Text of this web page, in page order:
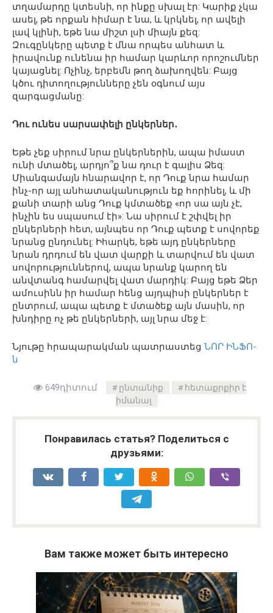
տղամարդը կտեսնի, որ ինքը սխալ էր: Կարիք չկա
ասել, թե որքան հիմար է նա, և կրկնել, որ ավելի
լավ կլինի, եթե նա միշտ լսի միայն քեզ:
Զուգընկերը պետք է մնա որպես անհատ և
իրավունք ունենա իր համար կարևոր որոշումներ
կայացնել: Ոչինչ, երբեմն թող ձախողվեն: Բայց
կծու դիտողությունները չեն օգնում այս
զարգացմանը:
Դու ունես սարսափելի ընկերներ․
Եթե ​​չեք սիրում նրա ընկերներին, ապա իմաստ
ունի մտածել, արդյո՞ք նա դուր է գալիս Ձեզ:
Միանգամայն հնարավոր է, որ Դուք նրա համար
ինչ-որ այլ անհատականություն եք հորինել, և մի
քանի տարի անց Դուք կմտածեք «որ սա այն չէ,
ինչին ես սպասում էի»: Նա սիրում է շփվել իր
ընկերների հետ, այնպես որ Դուք պետք է սովորեք
նրանց ընդունել: Իհարկե, եթե այդ ընկերները
նրան դրդում են վատ վարքի և տարվում են վատ
սովորություններով, ապա նրանք կարող են
անվտանգ համարվել վատ մարդիկ: Բայց եթե Ձեր
ամուսինն իր համար հենց այդպիսի ընկերներ է
ընտրում, ապա պետք է մտածեք այն մասին, որ
խնդիրը ոչ թե ընկերների, այլ նրա մեջ է:
Նյութը հրապարակման պատրաստեց ՆՈՐ ԻՆՖՈ-
ն
649դիտում ընտանիք
հետաքրքիր է
իմանալ
Понравилась статья? Поделиться с
друзьями:
Вам также может быть интересно